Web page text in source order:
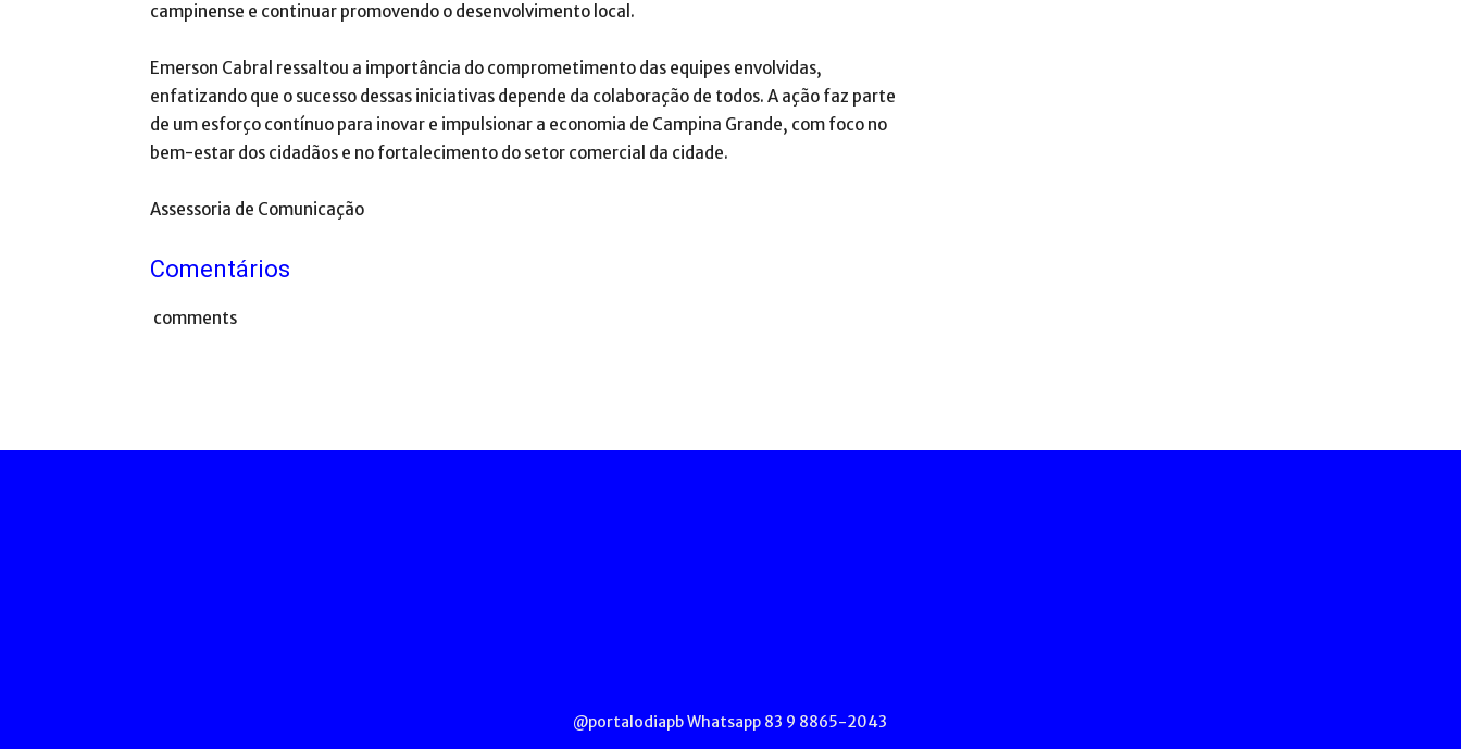
campinense e continuar promovendo o desenvolvimento local.
Emerson Cabral ressaltou a importância do comprometimento das equipes envolvidas,
enfatizando que o sucesso dessas iniciativas depende da colaboração de todos. A ação faz parte
de um esforço contínuo para inovar e impulsionar a economia de Campina Grande, com foco no
bem-estar dos cidadãos e no fortalecimento do setor comercial da cidade.
Assessoria de Comunicação
Comentários
comments
@portalodiapb Whatsapp 83 9 8865-2043